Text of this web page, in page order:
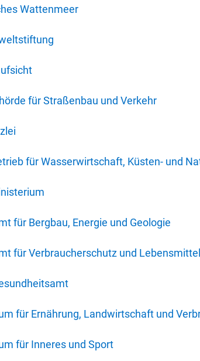
Wattenmeer
für Straßenbau und Verkehr
für Wasserwirtschaft, Küsten- und
für Bergbau, Energie und Geologie
für Verbraucherschutz und
für Ernährung, Landwirtschaft und
für Inneres und Sport